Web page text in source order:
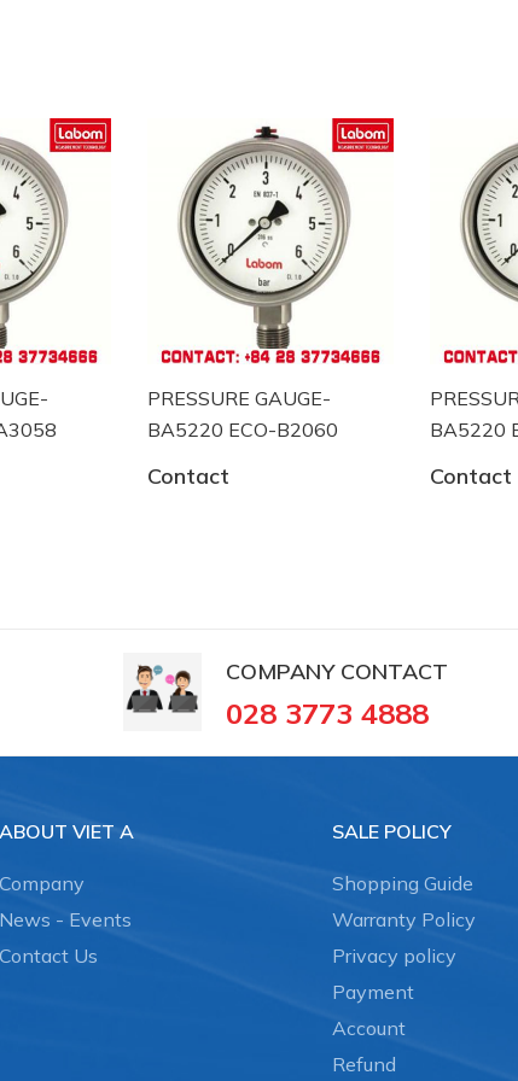
đo công nghiệp tại Đức .
GAUGE-
ECO-B2060
PRESSURE GAUGE-
BA5220 ECO-B2062
Contact
COMPANY CONTACT
028 3773 4888
ABOUT VIET A
Company
News - Events
Contact Us
SALE POLICY
Shopping Guide
Warranty Policy
Privacy policy
Payment
Account
Refund